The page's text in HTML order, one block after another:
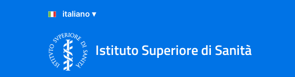
Salta al Contenuto
Salta al Footer
Istituto Superiore di Sanità